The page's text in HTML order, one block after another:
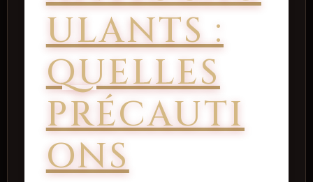
ULANTS :
QUELLES
PRÉCAUTI
ONS